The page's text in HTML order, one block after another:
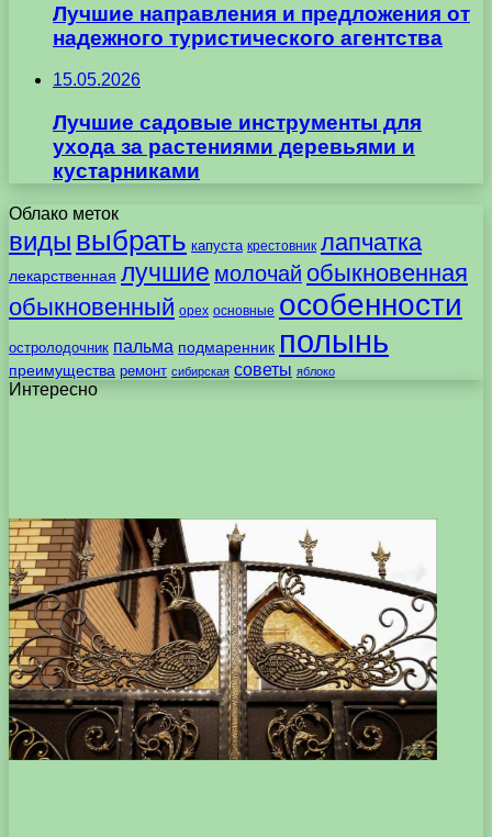
Лучшие направления и предложения от
надежного туристического агентства
15.05.2026
Лучшие садовые инструменты для
ухода за растениями деревьями и
кустарниками
Облако меток
виды выбрать капуста крестовник лапчатка
лекарственная лучшие молочай обыкновенная
обыкновенный орех основные особенности
остролодочник пальма подмаренник полынь
преимущества ремонт сибирская советы яблоко
Интересно